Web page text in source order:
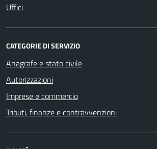
Uffici
CATEGORIE DI SERVIZIO
Anagrafe e stato civile
Autorizzazioni
Imprese e commercio
Tributi, finanze e contravvenzioni